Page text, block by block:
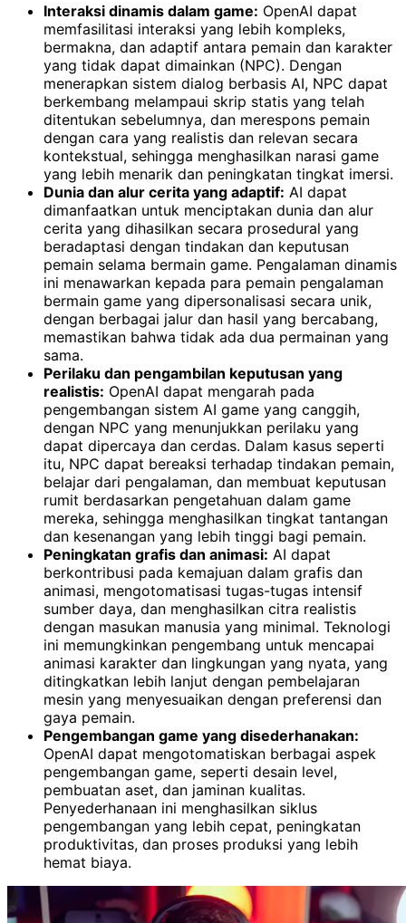
Interaksi dinamis dalam game: OpenAI dapat
memfasilitasi interaksi yang lebih kompleks,
bermakna, dan adaptif antara pemain dan karakter
yang tidak dapat dimainkan (NPC). Dengan
menerapkan sistem dialog berbasis AI, NPC dapat
berkembang melampaui skrip statis yang telah
ditentukan sebelumnya, dan merespons pemain
dengan cara yang realistis dan relevan secara
kontekstual, sehingga menghasilkan narasi game
yang lebih menarik dan peningkatan tingkat imersi.
Dunia dan alur cerita yang adaptif: AI dapat
dimanfaatkan untuk menciptakan dunia dan alur
cerita yang dihasilkan secara prosedural yang
beradaptasi dengan tindakan dan keputusan
pemain selama bermain game. Pengalaman dinamis
ini menawarkan kepada para pemain pengalaman
bermain game yang dipersonalisasi secara unik,
dengan berbagai jalur dan hasil yang bercabang,
memastikan bahwa tidak ada dua permainan yang
sama.
Perilaku dan pengambilan keputusan yang
realistis: OpenAI dapat mengarah pada
pengembangan sistem AI game yang canggih,
dengan NPC yang menunjukkan perilaku yang
dapat dipercaya dan cerdas. Dalam kasus seperti
itu, NPC dapat bereaksi terhadap tindakan pemain,
belajar dari pengalaman, dan membuat keputusan
rumit berdasarkan pengetahuan dalam game
mereka, sehingga menghasilkan tingkat tantangan
dan kesenangan yang lebih tinggi bagi pemain.
Peningkatan grafis dan animasi: AI dapat
berkontribusi pada kemajuan dalam grafis dan
animasi, mengotomatisasi tugas-tugas intensif
sumber daya, dan menghasilkan citra realistis
dengan masukan manusia yang minimal. Teknologi
ini memungkinkan pengembang untuk mencapai
animasi karakter dan lingkungan yang nyata, yang
ditingkatkan lebih lanjut dengan pembelajaran
mesin yang menyesuaikan dengan preferensi dan
gaya pemain.
Pengembangan game yang disederhanakan:
OpenAI dapat mengotomatiskan berbagai aspek
pengembangan game, seperti desain level,
pembuatan aset, dan jaminan kualitas.
Penyederhanaan ini menghasilkan siklus
pengembangan yang lebih cepat, peningkatan
produktivitas, dan proses produksi yang lebih
hemat biaya.